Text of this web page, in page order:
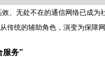
、无处不在的通信网络已成
传统的辅助角色，演变为保障
服务”